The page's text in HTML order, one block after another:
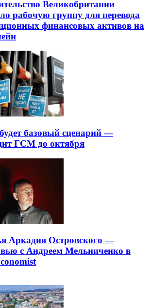
Великобритании
рабочую группу для перевода
финансовых активов на
базовый сценарий —
ГСМ до октября
Аркадия Островского —
с Андреем Мельниченко в